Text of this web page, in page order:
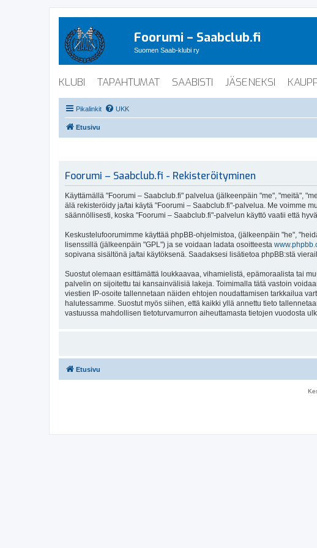
Foorumi – Saabclub.fi
Suomen Saab-klubi ry
KLUBI TAPAHTUMAT SAABISTI JÄSENEKSI
Pikalinkit UKK
Etusivu
Foorumi – Saabclub.fi - Rekisteröityminen
Käyttämällä "Foorumi – Saabclub.fi" palvelua (jälkeenpäin "me", "meitä",
älä rekisteröidy ja/tai käytä "Foorumi – Saabclub.fi"-palvelua. Me voimme
säännöllisesti, koska "Foorumi – Saabclub.fi"-palvelun käyttö vaatii että
Keskustelufoorumimme käyttää phpBB-ohjelmistoa, (jälkeenpäin "he",
lisenssillä (jälkeenpäin "GPL") ja se voidaan ladata osoitteesta
sopivana sisältönä ja/tai käytöksenä. Saadaksesi lisätietoa phpBB:stä
Suostut olemaan esittämättä loukkaavaa, vihamielistä, epämoraalista tai
palvelin on sijoitettu tai kansainvälisiä lakeja. Toimimalla tätä vastoin
viestien IP-osoite tallennetaan näiden ehtojen noudattamisen tarkkailua
halutessamme. Suostut myös siihen, että kaikki yllä annettu tieto
vastuussa mahdollisen tietoturvamurron aiheuttamasta tietojen vuodosta
Etusivu